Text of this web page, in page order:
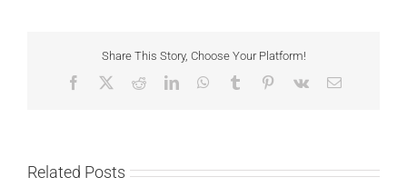
Share This Story, Choose Your Platform!
Facebook RedditLinkedInWhatsApp
Tumblr Pinterest
Vk Email
Related Posts